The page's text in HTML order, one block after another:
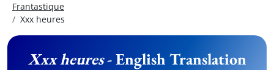
Frantastique
Xxx heures
Xxx heures- English Translation